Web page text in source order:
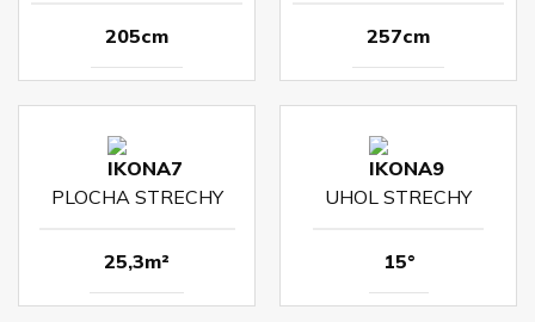
205cm 257cm
PLOCHA STRECHY
25,3m²
UHOL STRECHY
15°